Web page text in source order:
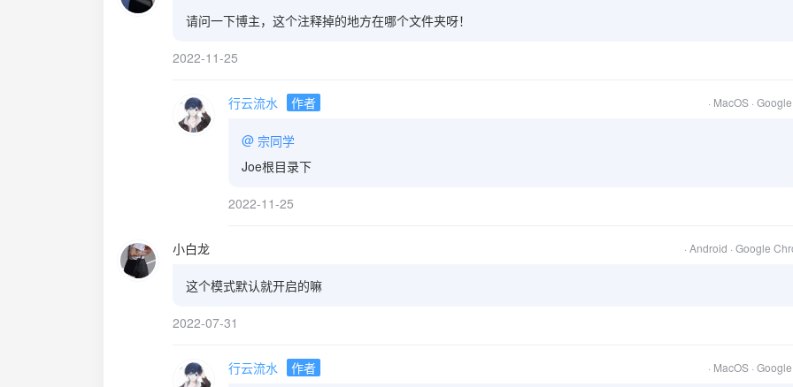
请问一下博主，这个注释掉的地方在哪个文件夹呀！
2022-11-25
行云流水 作者 · MacOS ·
@ 宗同学
Joe根目录下
2022-11-25
小白龙 · Android · Google
这个模式默认就开启的嘛
2022-07-31
行云流水 作者 · MacOS ·